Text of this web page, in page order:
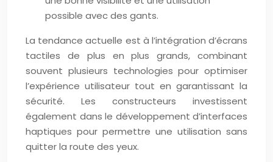
possible avec des gants.
La tendance actuelle est à l’intégration d’écrans
tactiles de plus en plus grands, combinant
souvent plusieurs technologies pour optimiser
l’expérience utilisateur tout en garantissant la
sécurité. Les constructeurs investissent
également dans le développement d’interfaces
haptiques pour permettre une utilisation sans
quitter la route des yeux.